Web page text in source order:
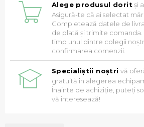
Alege produsul doritși
Asigură-te că ai selectat
Completează datele de
de plată și trimite comanda.
timp unul dintre colegii
confirmarea comenzii.
Specialiștii noștri vă
gratuită în alegerea
Înainte de achiziție, puteți
vă interesează!